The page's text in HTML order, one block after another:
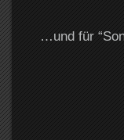
…und für